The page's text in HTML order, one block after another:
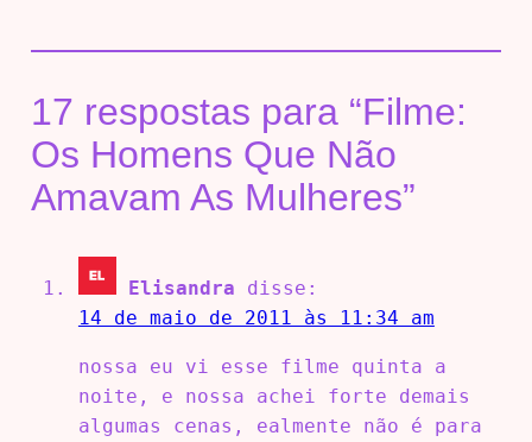
17 respostas para “Filme:
Os Homens Que Não
Amavam As Mulheres”
Elisandra
disse:
14 de maio de 2011 às 11:34 am
nossa eu vi esse filme quinta a
noite, e nossa achei forte demais
algumas cenas, ealmente não é para